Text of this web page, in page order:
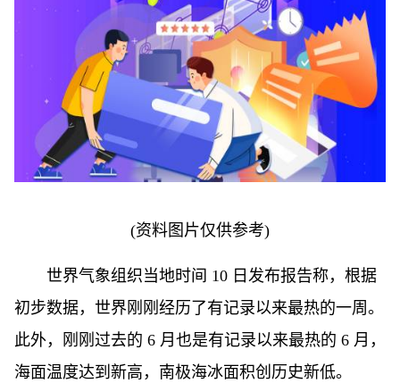
(资料图片仅供参考)
世界气象组织当地时间 10 日发布报告称，根据
初步数据，世界刚刚经历了有记录以来最热的一周。
此外，刚刚过去的 6 月也是有记录以来最热的 6 月，
海面温度达到新高，南极海冰面积创历史新低。